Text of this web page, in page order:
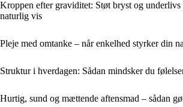
Kroppen efter graviditet: Støt bryst og underlivs
naturlig vis
Pleje med omtanke – når enkelhed styrker din
Struktur i hverdagen: Sådan mindsker du
Hurtig, sund og mættende aftensmad – sådan